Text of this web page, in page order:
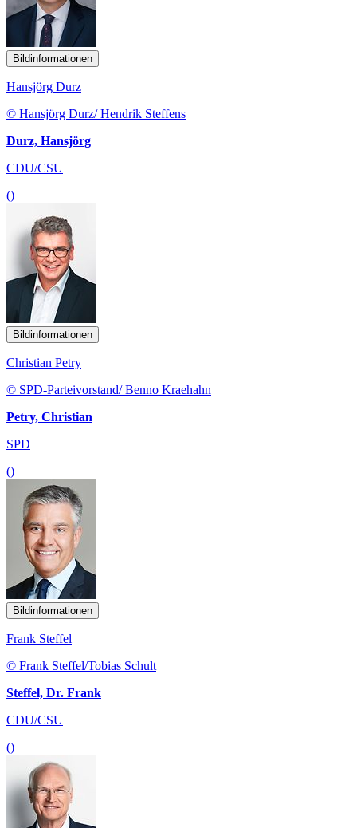
Bildinformationen
Hansjörg Durz
© Hansjörg Durz/ Hendrik Steffens
Durz, Hansjörg
CDU/CSU
()
Bildinformationen
Christian Petry
© SPD-Parteivorstand/ Benno Kraehahn
Petry, Christian
SPD
()
Bildinformationen
Frank Steffel
© Frank Steffel/Tobias Schult
Steffel, Dr. Frank
CDU/CSU
()